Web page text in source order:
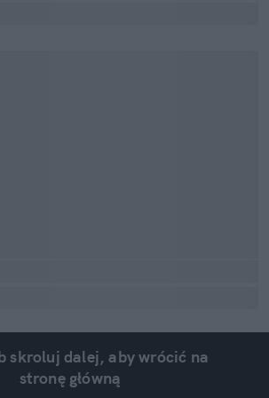
skroluj dalej, aby wrócić na
stronę główną